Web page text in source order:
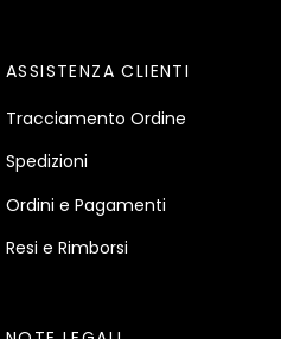
ASSISTENZA CLIENTI
Tracciamento Ordine
Spedizioni
Ordini e Pagamenti
Resi e Rimborsi